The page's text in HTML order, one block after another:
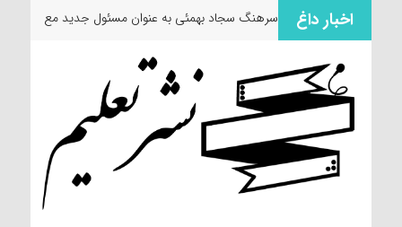
اخبار داغ
سرهنگ سجاد بهمئی به عنوان مسئول جدید